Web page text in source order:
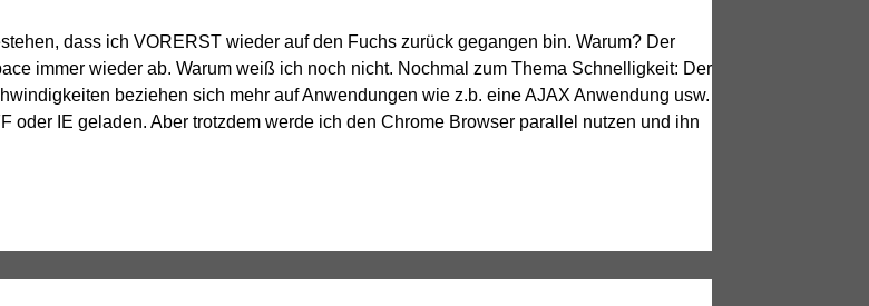
dass ich VORERST wieder auf den Fuchs zurück gegangen bin. Warum? Der
immer wieder ab. Warum weiß ich noch nicht. Nochmal zum Thema Schnelligkeit: Der
beziehen sich mehr auf Anwendungen wie z.b. eine AJAX Anwendung usw.
IE geladen. Aber trotzdem werde ich den Chrome Browser parallel nutzen und ihn